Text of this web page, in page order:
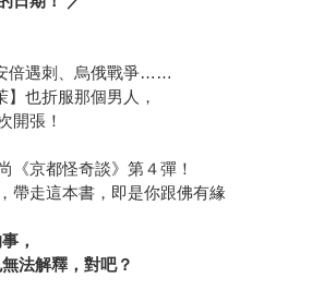
倍遇刺、烏俄戰爭……
也折服那個男人，
開張！
《京都怪奇談》第４彈！
帶走這本書，即是你跟佛有緣
，
法解釋，對吧？